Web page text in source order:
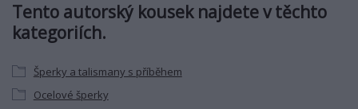
Tento autorský kousek najdete v těchto
kategoriích.
Šperky a talismany s příběhem
Ocelové šperky